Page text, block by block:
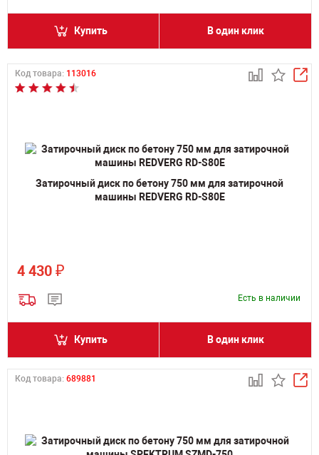
Купить В один клик
Код товара: 113016
Затирочный диск по бетону 750 мм для затирочной
машины REDVERG RD-S80E
4 430 ₽
Есть в наличии
Купить В один клик
Код товара: 689881